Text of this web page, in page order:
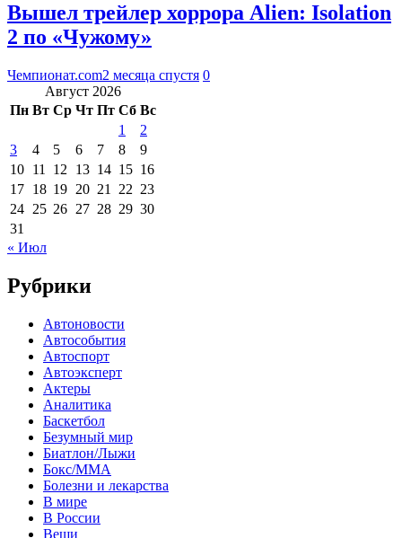
Вышел трейлер хоррора Alien: Isolation
2 по «Чужому»
Чемпионат.com2 месяца спустя 0
Август 2026
Пн Вт Ср Чт Пт Сб Вс
1
2
3
4 5 6 7 8
9
10 11 12 13 14 15 16
17 18 19 20 21 22 23
24 25 26 27 28 29 30
31
« Июл
Рубрики
Автоновости
Автособытия
Автоспорт
Автоэксперт
Актеры
Аналитика
Баскетбол
Безумный мир
Биатлон/Лыжи
Бокс/MMA
Болезни и лекарства
В мире
В России
Вещи